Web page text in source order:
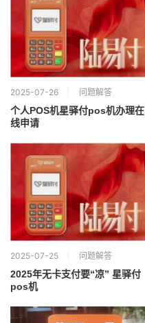
2025-07-26 问题解答
个人POS机星驿付pos机办理在
线申请
2025-07-25 问题解答
2025年无卡支付要“凉” 星驿付
pos机